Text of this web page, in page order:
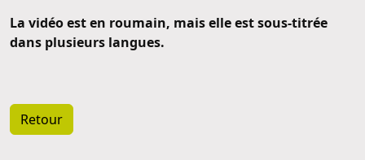
La vidéo est en roumain, mais elle est sous-titrée
dans plusieurs langues.
Retour